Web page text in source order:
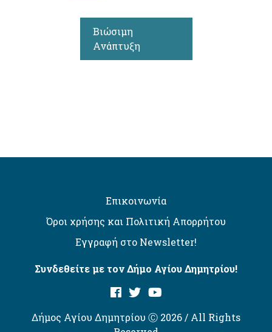
Βιώσιμη
Ανάπτυξη
Επικοινωνία
Όροι χρήσης και Πολιτική Απορρήτου
Εγγραφή στο Newsletter!
Συνδεθείτε με τον Δήμο Αγίου Δημητρίου!
Δήμος Αγίου Δημητρίου Ⓒ 2026 / All Rights